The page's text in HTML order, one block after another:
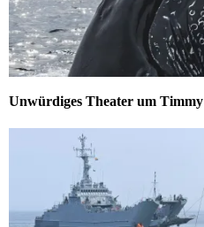
Unwürdiges Theater um Timmy